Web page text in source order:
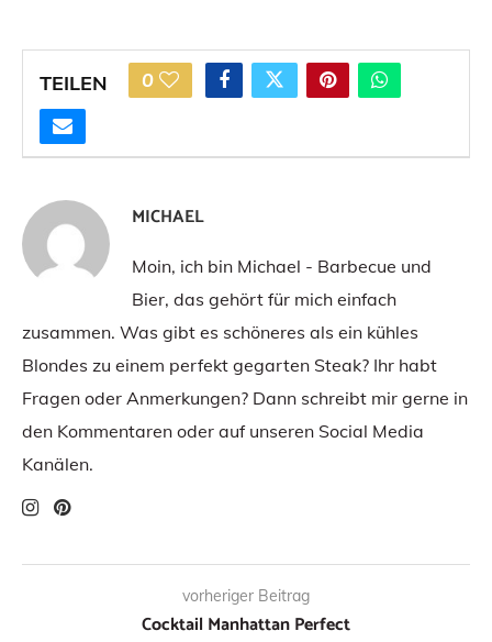
TEILEN 0
MICHAEL
Moin, ich bin Michael - Barbecue und
Bier, das gehört für mich einfach
zusammen. Was gibt es schöneres als ein kühles
Blondes zu einem perfekt gegarten Steak? Ihr habt
Fragen oder Anmerkungen? Dann schreibt mir gerne in
den Kommentaren oder auf unseren Social Media
Kanälen.
vorheriger Beitrag
Cocktail Manhattan Perfect